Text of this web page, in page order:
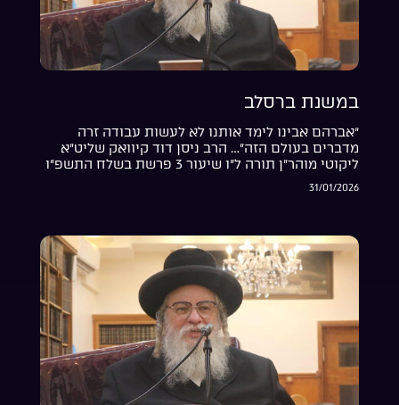
במשנת ברסלב
“אברהם אבינו לימד אותנו לא לעשות עבודה זרה
מדברים בעולם הזה”… הרב ניסן דוד קיוואק שליט”א
ליקוטי מוהר”ן תורה ל”ו שיעור 3 פרשת בשלח התשפ”ו
31/01/2026